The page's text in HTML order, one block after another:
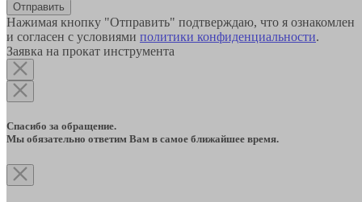
Отправить
Нажимая кнопку "Отправить" подтверждаю, что я ознакомлен
и согласен с условиями политики конфиденциальности.
Заявка на прокат инструмента
Спасибо за обращение.
Мы обязательно ответим Вам в самое ближайшее время.